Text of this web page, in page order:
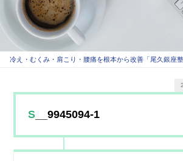
冷え・むくみ・肩こり・腰痛を根本から改善「尾久銀座
S__9945094-1